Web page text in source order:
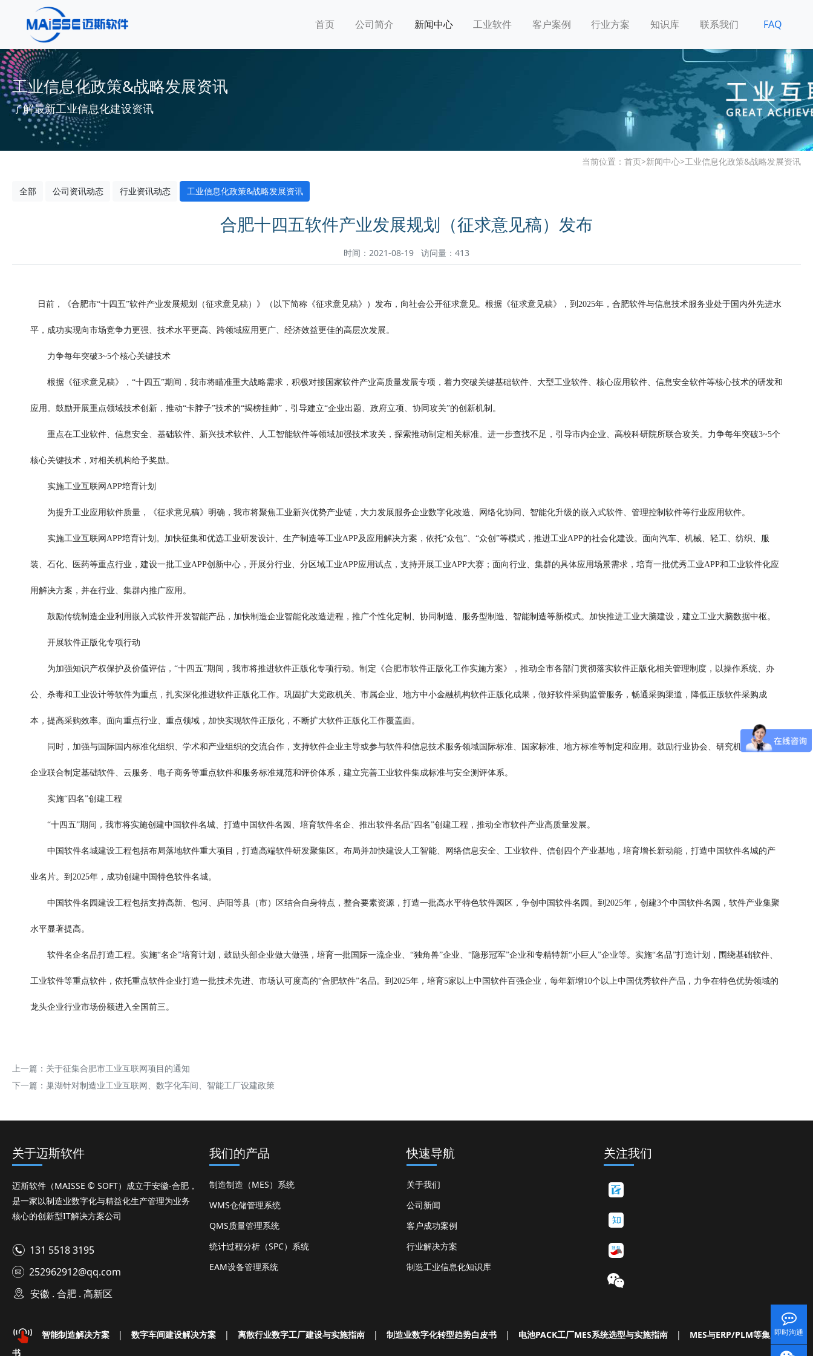
首页 公司简介 新闻中心 工业软件 客户案例 行业方案 知识库 联系我们 FAQ
工业信息化政策&战略发展资讯
了解最新工业信息化建设资讯
当前位置： 首页>新闻中心>工业信息化政策&战略发展资讯
全部 公司资讯动态 行业资讯动态 工业信息化政策&战略发展资讯
合肥十四五软件产业发展规划（征求意见稿）发布
时间：2021-08-19 访问量：413
日前，《合肥市“十四五”软件产业发展规划（征求意见稿）》（以下简称《征求意见稿》）发布，向社会公开征求意见。根据《征求意见稿》，到2025年，合肥软件与信息技术服务业处于国内外先进水
平，成功实现向市场竞争力更强、技术水平更高、跨领域应用更广、经济效益更佳的高层次发展。
力争每年突破3~5个核心关键技术
根据《征求意见稿》，“十四五”期间，我市将瞄准重大战略需求，积极对接国家软件产业高质量发展专项，着力突破关键基础软件、大型工业软件、核心应用软件、信息安全软件等核心技术的研发和
应用。鼓励开展重点领域技术创新，推动“卡脖子”技术的“揭榜挂帅”，引导建立“企业出题、政府立项、协同攻关”的创新机制。
重点在工业软件、信息安全、基础软件、新兴技术软件、人工智能软件等领域加强技术攻关，探索推动制定相关标准。进一步查找不足，引导市内企业、高校科研院所联合攻关。力争每年突破3~5个
核心关键技术，对相关机构给予奖励。
实施工业互联网APP培育计划
为提升工业应用软件质量，《征求意见稿》明确，我市将聚焦工业新兴优势产业链，大力发展服务企业数字化改造、网络化协同、智能化升级的嵌入式软件、管理控制软件等行业应用软件。
实施工业互联网APP培育计划。加快征集和优选工业研发设计、生产制造等工业APP及应用解决方案，依托“众包”、“众创”等模式，推进工业APP的社会化建设。面向汽车、机械、轻工、纺织、服
装、石化、医药等重点行业，建设一批工业APP创新中心，开展分行业、分区域工业APP应用试点，支持开展工业APP大赛；面向行业、集群的具体应用场景需求，培育一批优秀工业APP和工业软件化应
用解决方案，并在行业、集群内推广应用。
鼓励传统制造企业利用嵌入式软件开发智能产品，加快制造企业智能化改造进程，推广个性化定制、协同制造、服务型制造、智能制造等新模式。加快推进工业大脑建设，建立工业大脑数据中枢。
开展软件正版化专项行动
为加强知识产权保护及价值评估，“十四五”期间，我市将推进软件正版化专项行动。制定《合肥市软件正版化工作实施方案》，推动全市各部门贯彻落实软件正版化相关管理制度，以操作系统、办
公、杀毒和工业设计等软件为重点，扎实深化推进软件正版化工作。巩固扩大党政机关、市属企业、地方中小金融机构软件正版化成果，做好软件采购监管服务，畅通采购渠道，降低正版软件采购成
本，提高采购效率。面向重点行业、重点领域，加快实现软件正版化，不断扩大软件正版化工作覆盖面。
同时，加强与国际国内标准化组织、学术和产业组织的交流合作，支持软件企业主导或参与软件和信息技术服务领域国际标准、国家标准、地方标准等制定和应用。鼓励行业协会、研究机构和骨干
企业联合制定基础软件、云服务、电子商务等重点软件和服务标准规范和评价体系，建立完善工业软件集成标准与安全测评体系。
实施“四名”创建工程
“十四五”期间，我市将实施创建中国软件名城、打造中国软件名园、培育软件名企、推出软件名品“四名”创建工程，推动全市软件产业高质量发展。
中国软件名城建设工程包括布局落地软件重大项目，打造高端软件研发聚集区。布局并加快建设人工智能、网络信息安全、工业软件、信创四个产业基地，培育增长新动能，打造中国软件名城的产
业名片。到2025年，成功创建中国特色软件名城。
中国软件名园建设工程包括支持高新、包河、庐阳等县（市）区结合自身特点，整合要素资源，打造一批高水平特色软件园区，争创中国软件名园。到2025年，创建3个中国软件名园，软件产业集聚
水平显著提高。
软件名企名品打造工程。实施“名企”培育计划，鼓励头部企业做大做强，培育一批国际一流企业、“独角兽”企业、“隐形冠军”企业和专精特新“小巨人”企业等。实施“名品”打造计划，围绕基础软件、
工业软件等重点软件，依托重点软件企业打造一批技术先进、市场认可度高的“合肥软件”名品。到2025年，培育5家以上中国软件百强企业，每年新增10个以上中国优秀软件产品，力争在特色优势领域的
龙头企业行业市场份额进入全国前三。
上一篇： 关于征集合肥市工业互联网项目的通知
下一篇： 巢湖针对制造业工业互联网、数字化车间、智能工厂设建政策
关于迈斯软件
迈斯软件（MAISSE © SOFT）成立于安徽-合肥，
是一家以制造业数字化与精益化生产管理为业务
核心的创新型IT解决方案公司
131 5518 3195
252962912@qq.com
安徽 . 合肥 . 高新区
我们的产品
制造制造（MES）系统
WMS仓储管理系统
QMS质量管理系统
统计过程分析（SPC）系统
EAM设备管理系统
快速导航
关于我们
公司新闻
客户成功案例
行业解决方案
制造工业信息化知识库
关注我们
智能制造解决方案 | 数字车间建设解决方案 | 离散行业数字工厂建设与实施指南 | 制造业数字化转型趋势白皮书 | 电池PACK工厂MES系统选型与实施指南 |
MES与ERP/PLM等集成白皮
书
即时沟通